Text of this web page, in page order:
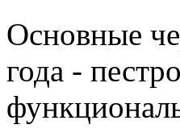
Основные
года -